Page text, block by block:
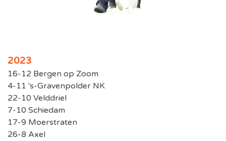
2023
16-12 Bergen op Zoom
4-11 's-Gravenpolder NK
22-10 Velddriel
7-10 Schiedam
17-9 Moerstraten
26-8 Axel